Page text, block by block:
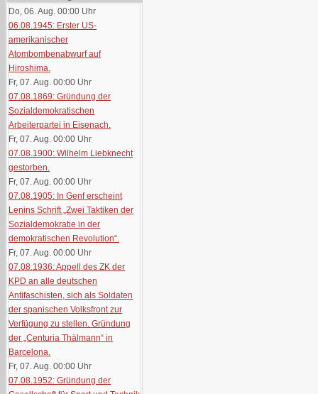
Do, 06. Aug. 00:00 Uhr
06.08.1945: Erster US-
amerikanischer
Atombombenabwurf auf
Hiroshima.
Fr, 07. Aug. 00:00 Uhr
07.08.1869: Gründung der
Sozialdemokratischen
Arbeiterpartei in Eisenach.
Fr, 07. Aug. 00:00 Uhr
07.08.1900: Wilhelm Liebknecht
gestorben.
Fr, 07. Aug. 00:00 Uhr
07.08.1905: In Genf erscheint
Lenins Schrift „Zwei Taktiken der
Sozialdemokratie in der
demokratischen Revolution“.
Fr, 07. Aug. 00:00 Uhr
07.08.1936: Appell des ZK der
KPD an alle deutschen
Antifaschisten, sich als Soldaten
der spanischen Volksfront zur
Verfügung zu stellen. Gründung
der „Centuria Thälmann“ in
Barcelona.
Fr, 07. Aug. 00:00 Uhr
07.08.1952: Gründung der